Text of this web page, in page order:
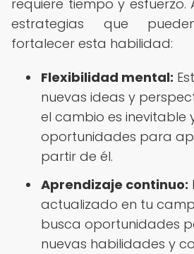
requiere tiempo y
estrategias que
fortalecer esta habilidad:
Flexibilidad mental:
nuevas ideas y
el cambio es inevitable
oportunidades para
partir de él.
Aprendizaje continuo:
actualizado en tu
busca oportunidades
nuevas habilidades y